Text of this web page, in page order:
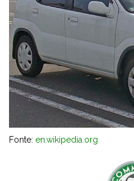
Fonte: en.wikipedia.org